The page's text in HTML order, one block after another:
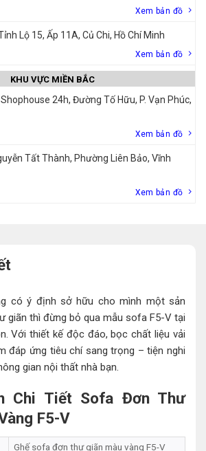
Xem bản đồ
Lộ 15, Ấp 11A, Củ Chi, Hồ Chí Minh
Xem bản đồ
KHU VỰC MIỀN BẮC
24h, Đường Tố Hữu, P. Vạn Phúc,
Xem bản đồ
Tất Thành, Phường Liên Bảo, Vĩnh
Xem bản đồ
có ý định sở hữu cho mình một sản
giãn thì đừng bỏ qua mẫu sofa F5-V tại
Với thiết kế độc đáo, bọc chất liệu vải
đáp ứng tiêu chí sang trọng – tiện nghi
gian nội thất nhà bạn.
Chi Tiết Sofa Đơn Thư
F5-V
Ghế sofa đơn thư giãn màu vàng F5-V